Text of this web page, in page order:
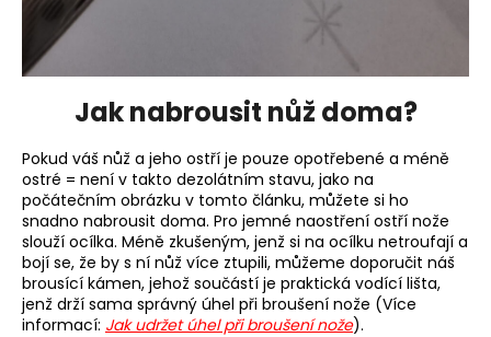
Jak nabrousit nůž doma?
Pokud váš nůž a jeho ostří je pouze opotřebené a méně
ostré = není v takto dezolátním stavu, jako na
počátečním obrázku v tomto článku, můžete si ho
snadno nabrousit doma. Pro jemné naostření ostří nože
slouží ocílka. Méně zkušeným, jenž si na ocílku netroufají a
bojí se, že by s ní nůž více ztupili, můžeme doporučit náš
brousící kámen, jehož součástí je praktická vodící lišta,
jenž drží sama správný úhel při broušení nože (Více
informací: Jak udržet úhel při broušení nože).